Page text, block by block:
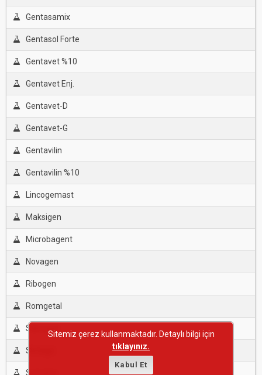
Gentasamix
Gentasol Forte
Gentavet %10
Gentavet Enj.
Gentavet-D
Gentavet-G
Gentavilin
Gentavilin %10
Lincogemast
Maksigen
Microbagent
Novagen
Ribogen
Romgetal
Salcogen
Sintage
Symatro
Sitemiz çerez kullanmaktadır. Detaylı bilgi için
tıklayınız.
Kabul Et